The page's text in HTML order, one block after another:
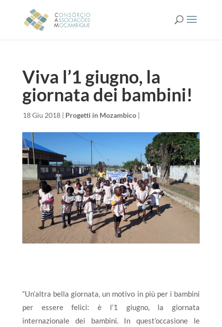
Viva l’1 giugno, la
giornata dei bambini!
18 Giu 2018| Progetti in Mozambico|
“Un’altra bella giornata, un motivo in più per i bambini
per essere felici: è l’1 giugno, la giornata
internazionale dei bambini. In quest’occasione le